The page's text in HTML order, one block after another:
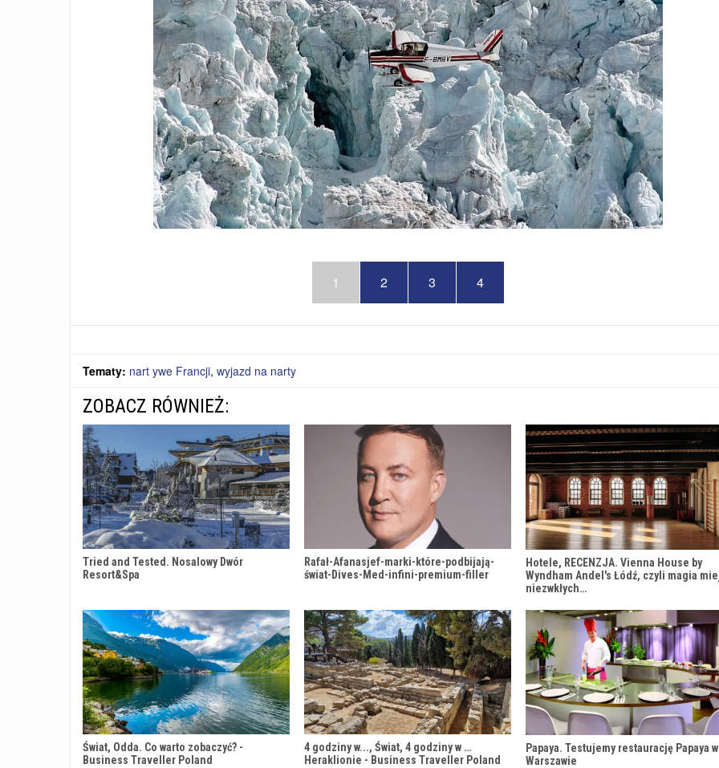
1 2 3 4
Tematy: nart ywe Francji, wyjazd na narty
ZOBACZ RÓWNIEŻ:
Tried and Tested. Nosalowy Dwór
Resort&Spa
Rafał-Afanasjef-marki-które-podbijają-
świat-Dives-Med-infini-premium-filler
Hotele, RECENZJA. Vienna House by
Wyndham Andel's Łódź, czyli magia
niezwkłych…
Świat, Odda. Co warto zobaczyć? -
Business Traveller Poland
4 godziny w..., Świat, 4 godziny w …
Heraklionie - Business Traveller Poland
Papaya. Testujemy restaurację Papaya w
Warszawie